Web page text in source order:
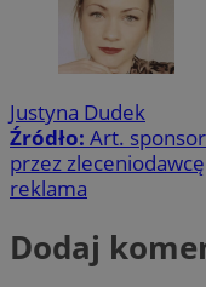
Justyna Dudek
Źródło: Art.
przez zleceniodawcę
reklama
Dodaj